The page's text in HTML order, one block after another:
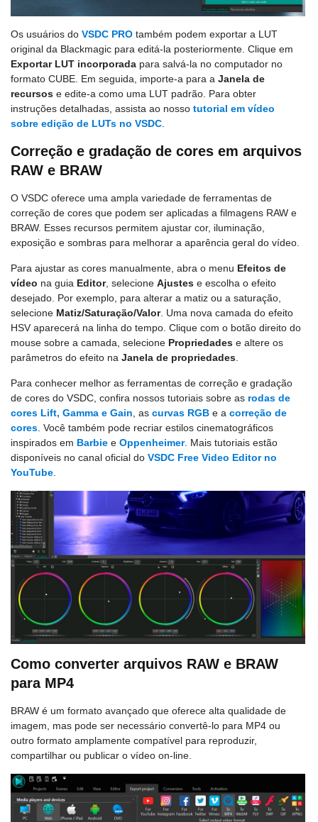
Os usuários do VSDC PRO também podem exportar a LUT
original da Blackmagic para editá-la posteriormente. Clique em
Exportar LUT incorporada para salvá-la no computador no
formato CUBE. Em seguida, importe-a para a Janela de
recursos e edite-a como uma LUT padrão. Para obter
instruções detalhadas, assista ao nosso tutorial em vídeo
sobre edição de LUTs no VSDC
Correção e gradação de cores em arquivos
RAW e BRAW
O VSDC oferece uma ampla variedade de ferramentas de
correção de cores que podem ser aplicadas a filmagens RAW e
BRAW. Esses recursos permitem ajustar cor, iluminação,
exposição e sombras para melhorar a aparência geral do vídeo.
Para ajustar as cores manualmente, abra o menu Efeitos de
vídeo na guia Editor, selecione Ajustes e escolha o efeito
desejado. Por exemplo, para alterar a matiz ou a saturação,
selecione Matiz/Saturação/Valor. Uma nova camada do efeito
HSV aparecerá na linha do tempo. Clique com o botão direito do
mouse sobre a camada, selecione Propriedades e altere os
parâmetros do efeito na Janela de propriedades
Para conhecer melhor as ferramentas de correção e gradação
de cores do VSDC, confira nossos tutoriais sobre as rodas de
cores Lift, Gamma e Gain , as curvas RGB e a correção de
cores . Você também pode recriar estilos cinematográficos
inspirados em Barbie e Oppenheimer. Mais tutoriais estão
disponíveis no canal oficial do VSDC Free Video Editor no
YouTube
Como converter arquivos RAW e BRAW
para MP4
BRAW é um formato avançado que oferece alta qualidade de
imagem, mas pode ser necessário convertê-lo para MP4 ou
outro formato amplamente compatível para reproduzir,
compartilhar ou publicar o vídeo on-line.